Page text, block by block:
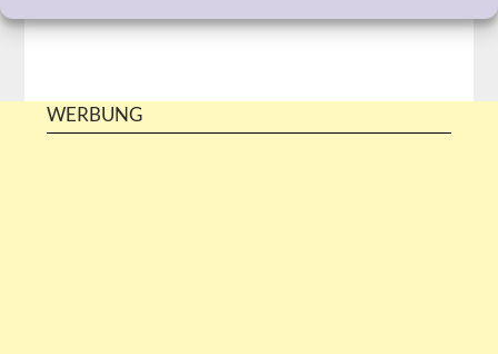
WERBUNG